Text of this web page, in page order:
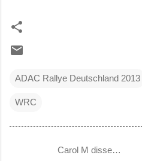
ADAC Rallye Deutschland 2013
WRC
Carol M disse…